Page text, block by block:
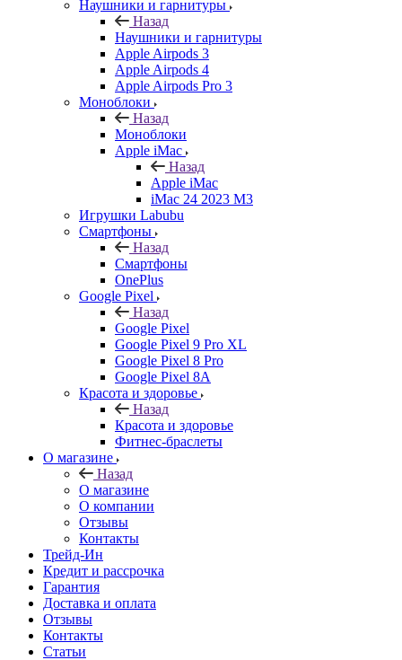
Наушники и гарнитуры
Назад
Наушники и гарнитуры
Apple Airpods 3
Apple Airpods 4
Apple Airpods Pro 3
Моноблоки
Назад
Моноблоки
Apple iMac
Назад
Apple iMac
iMac 24 2023 M3
Игрушки Labubu
Смартфоны
Назад
Смартфоны
OnePlus
Google Pixel
Назад
Google Pixel
Google Pixel 9 Pro XL
Google Pixel 8 Pro
Google Pixel 8A
Красота и здоровье
Назад
Красота и здоровье
Фитнес-браслеты
О магазине
Назад
О магазине
О компании
Отзывы
Контакты
Трейд-Ин
Кредит и рассрочка
Гарантия
Доставка и оплата
Отзывы
Контакты
Статьи